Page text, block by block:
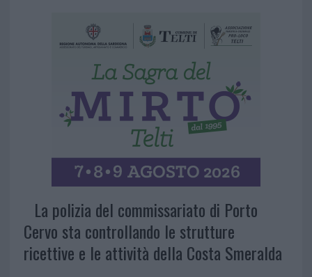
La polizia del commissariato di Porto
Cervo sta controllando le strutture
ricettive e le attività della Costa Smeralda